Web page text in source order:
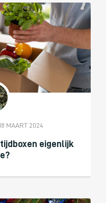
MAART 2024
eigenlijk